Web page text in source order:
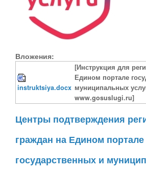
Вложения:
instruktsiya.docx
[Инструкция для
Едином портале
муниципальных
www.gosuslugi.ru]
Центры подтверждения
граждан на Едином портале
государственных и